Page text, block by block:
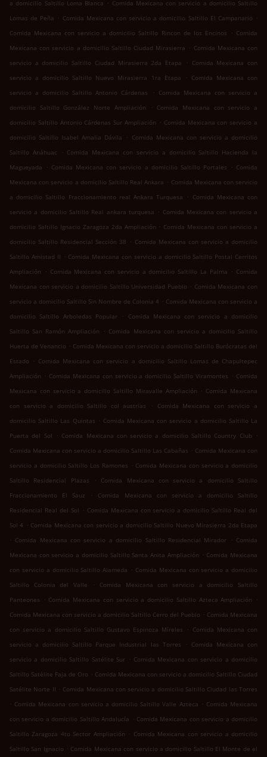
a domicilio Saltillo Loma Blanca
Comida Mexicana con servicio a domicilio Saltillo
Lomas de Peña . Comida Mexicana con servicio a domicilio Saltillo El Campanario .
Comida Mexicana con servicio a domicilio Saltillo Rincon de los Encinos
. Comida
Mexicana con servicio a domicilio Saltillo Ciudad Mirasierra . Comida Mexicana con
servicio a domicilio Saltillo Ciudad Mirasierra 2da Etapa
. Comida Mexicana con
servicio a domicilio Saltillo Nuevo Mirasierra 1ra Etapa
. Comida Mexicana con
servicio a domicilio Saltillo Antonio Cárdenas
. Comida Mexicana con servicio a
domicilio Saltillo González Norte Ampliación
. Comida Mexicana con servicio a
domicilio Saltillo Antonio Cárdenas Sur Ampliación . Comida Mexicana con servicio a
domicilio Saltillo Isabel Amalia Dávila
. Comida Mexicana con servicio a domicilio
Saltillo Anáhuac
. Comida Mexicana con servicio a domicilio Saltillo Hacienda la
Magueyada
. Comida Mexicana con servicio a domicilio Saltillo Portales . Comida
Mexicana con servicio a domicilio Saltillo Real Ankara . Comida Mexicana con servicio
a domicilio Saltillo Fraccionamiento real Ankara Turquesa
. Comida Mexicana con
servicio a domicilio Saltillo Real ankara turquesa . Comida Mexicana con servicio a
domicilio Saltillo Ignacio Zaragoza 2da Ampliación . Comida Mexicana con servicio a
domicilio Saltillo Residencial Sección 38 . Comida Mexicana con servicio a domicilio
Saltillo Amistad II . Comida Mexicana con servicio a domicilio Saltillo Postal Cerritos
Ampliación
. Comida Mexicana con servicio a domicilio Saltillo La Palma . Comida
Mexicana con servicio a domicilio Saltillo Universidad Pueblo . Comida Mexicana con
servicio a domicilio Saltillo Sin Nombre de Colonia 4 . Comida Mexicana con servicio a
domicilio Saltillo Arboledas Popular
.
Comida Mexicana con servicio a domicilio
Saltillo San Ramón Ampliación
. Comida Mexicana con servicio a domicilio Saltillo
Huerta de Venancio . Comida Mexicana con servicio a domicilio Saltillo Burócratas del
Estado
. Comida Mexicana con servicio a domicilio Saltillo Lomas de Chapultepec
Ampliación . Comida Mexicana con servicio a domicilio Saltillo Viramontes . Comida
Mexicana con servicio a domicilio Saltillo Miravalle Ampliación . Comida Mexicana
con servicio a domicilio Saltillo col austrias
.
Comida Mexicana con servicio a
domicilio Saltillo Las Quintas . Comida Mexicana con servicio a domicilio Saltillo La
Puerta del Sol
. Comida Mexicana con servicio a domicilio Saltillo Country Club
.
Comida Mexicana con servicio a domicilio Saltillo Las Cabañas . Comida Mexicana con
servicio a domicilio Saltillo Los Ramones . Comida Mexicana con servicio a domicilio
Saltillo Residencial Plazas
.
Comida Mexicana con servicio a domicilio Saltillo
Fraccionamiento El Sauz
.
Comida Mexicana con servicio a domicilio Saltillo
Residencial Real del Sol . Comida Mexicana con servicio a domicilio Saltillo Real del
Sol 4 . Comida Mexicana con servicio a domicilio Saltillo Nuevo Mirasierra 2da Etapa
. Comida Mexicana con servicio a domicilio Saltillo Residencial Mirador . Comida
Mexicana con servicio a domicilio Saltillo Santa Anita Ampliación . Comida Mexicana
con servicio a domicilio Saltillo Alameda . Comida Mexicana con servicio a domicilio
Saltillo Colonia del Valle
.
Comida Mexicana con servicio a domicilio Saltillo
Panteones
. Comida Mexicana con servicio a domicilio Saltillo Azteca Ampliación
.
Comida Mexicana con servicio a domicilio Saltillo Cerro del Pueblo . Comida Mexicana
con servicio a domicilio Saltillo Gustavo Espinoza Míreles
. Comida Mexicana con
servicio a domicilio Saltillo Parque Industrial las Torres
. Comida Mexicana con
servicio a domicilio Saltillo Satélite Sur . Comida Mexicana con servicio a domicilio
Saltillo Satélite Faja de Oro . Comida Mexicana con servicio a domicilio Saltillo Ciudad
Satélite Norte II . Comida Mexicana con servicio a domicilio Saltillo Ciudad las Torres
. Comida Mexicana con servicio a domicilio Saltillo Valle Azteca . Comida Mexicana
con servicio a domicilio Saltillo Andalucía . Comida Mexicana con servicio a domicilio
Saltillo Zaragoza 4to Sector Ampliación . Comida Mexicana con servicio a domicilio
Saltillo San Ignacio . Comida Mexicana con servicio a domicilio Saltillo El Monte de el